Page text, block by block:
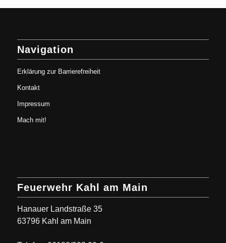
Navigation
Erklärung zur Barrierefreiheit
Kontakt
Impressum
Mach mit!
Feuerwehr Kahl am Main
Hanauer Landstraße 35
63796 Kahl am Main